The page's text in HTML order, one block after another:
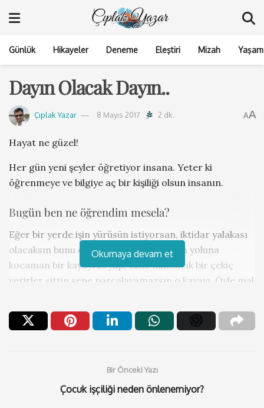
Günlük Hikayeler Deneme Eleştiri Mizah
Dayın Olacak Dayın..
Çıplak Yazar 8 Mayıs 2017 2 dk. AA
Hayat ne güzel!
Her gün yeni şeyler öğretiyor insana. Yeter ki
öğrenmeye ve bilgiye aç bir kişiliği olsun insanın.
Bugün ben ne öğrendim mesela?
Eğer bir yerde işin yürüsün istiyorsan, iktidar yalakası
olacaksın bunu öğrendim. Eğer değilsen yoluna
kocaman bir kayayı koyup, eline minnacık bir çekiç
verirler sittin sene parçalayamazsın o kayayı. Öyle mal
ayların heba olup gider.
Okumaya devam et
Bir Önceki Yazı
Çocuk işçiliği neden önlenemiyor?